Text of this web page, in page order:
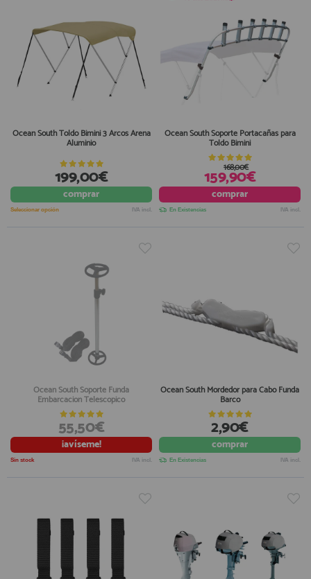
Ocean South Toldo Bimini 3 Arcos Arena
Aluminio
199,00€
comprar
Seleccionar opción IVA incl.
Ocean South Soporte Portacañas para
Toldo Bimini
159,90€
168,00€
comprar
En Existencias IVA incl.
Ocean South Soporte Funda
Embarcacion Telescopico
55,50€
¡avíseme!
Sin stock IVA incl.
Ocean South Mordedor para Cabo Funda
Barco
2,90€
comprar
En Existencias IVA incl.